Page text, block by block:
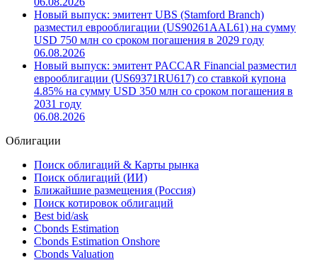
Новый выпуск: эмитент UBS (Stamford Branch)
разместил еврооблигации (US90261AAL61) на сумму
USD 750 млн со сроком погашения в 2029 году
06.08.2026
Новый выпуск: эмитент PACCAR Financial разместил
еврооблигации (US69371RU617) со ставкой купона
4.85% на сумму USD 350 млн со сроком погашения в
2031 году
06.08.2026
Облигации
Поиск облигаций & Карты рынка
Поиск облигаций (ИИ)
Ближайшие размещения (Россия)
Поиск котировок облигаций
Best bid/ask
Cbonds Estimation
Cbonds Estimation Onshore
Cbonds Valuation